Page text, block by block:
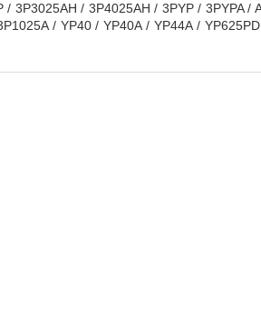
/ 3P3025AH / 3P4025AH / 3PYP / 3PYPA
/ YP40 / YP40A / YP44A /